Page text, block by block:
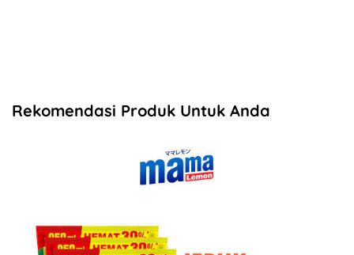
Rekomendasi Produk Untuk Anda